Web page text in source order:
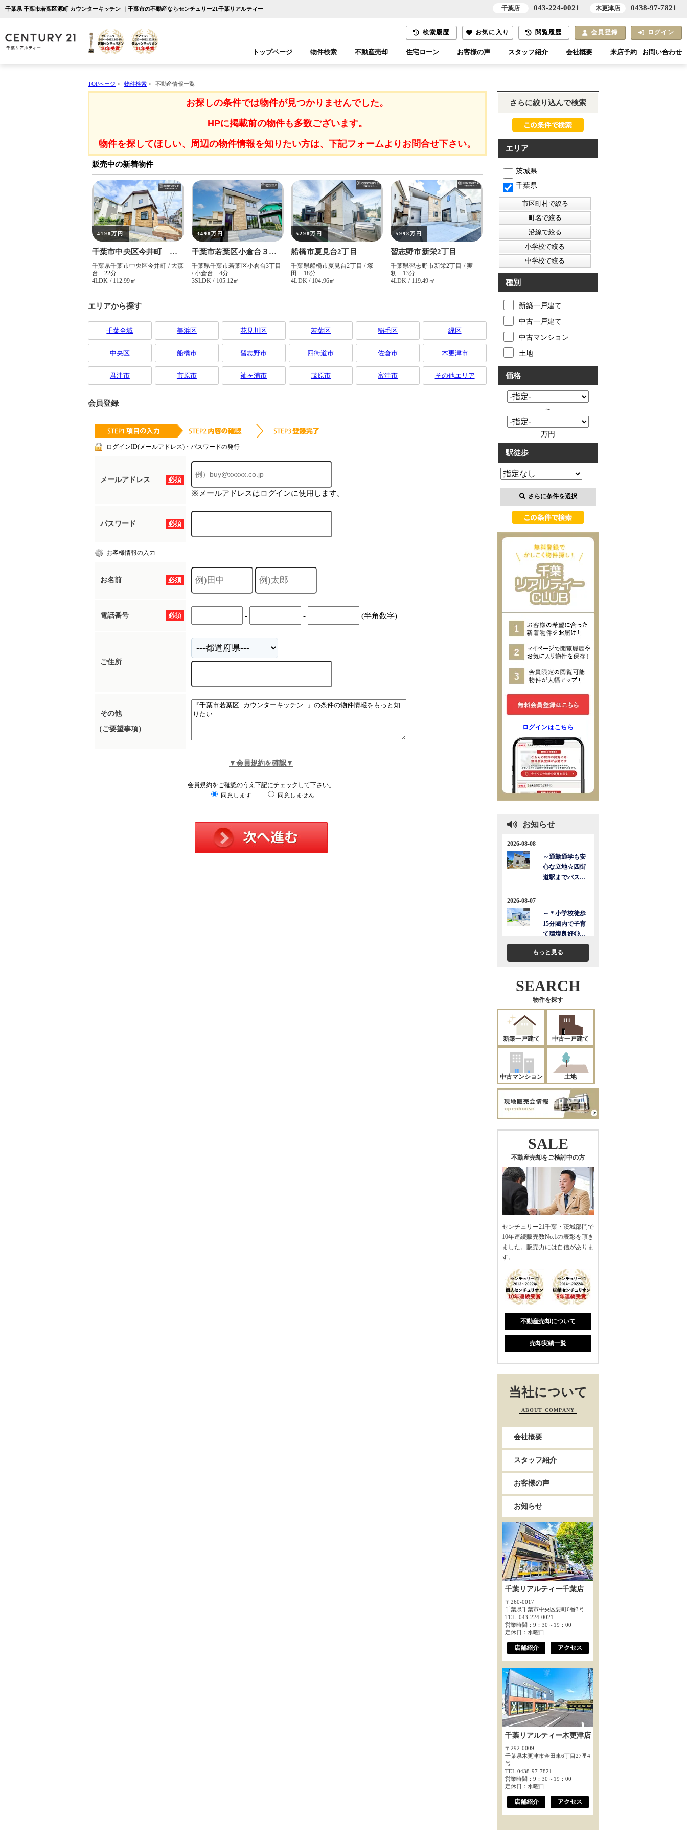
千葉県 千葉市若葉区源町 カウンターキッチン ｜千葉市の不動産ならセンチュリー21千葉リアルティー
検索履歴 お気に入り 閲覧履歴 会員登録 ログイン
トップページ 物件検索 不動産売却 住宅ローン お客様の声 スタッフ紹介 会社概要 来店予約 お問い合わせ
TOPページ > 物件検索 > 不動産情報一覧
お探しの条件では物件が見つかりませんでした。
HPに掲載前の物件も多数ございます。
物件を探してほしい、周辺の物件情報を知りたい方は、下記フォームよりお問合せ下さい。
エリアから探す
千葉全域 美浜区 花見川区 若葉区 稲毛区 緑区
中央区 船橋市 習志野市 四街道市 佐倉市 木更津市
君津市 市原市 袖ヶ浦市 茂原市 富津市 その他エリア
会員登録
ログインID(メールアドレス)・パスワードの発行
必須
メールアドレス
※メールアドレスはログインに使用します。
必須
パスワード
お客様情報の入力
必須
お名前
必須
電話番号 - - (半角数字)
ご住所
その他
（ご要望事項）
▼会員規約を確認▼
会員規約をご確認のうえ下記にチェックして下さい。
同意します
同意しません
さらに絞り込んで検索
エリア
茨城県
千葉県
種別
新築一戸建て
中古一戸建て
中古マンション
土地
価格
～
万円
駅徒歩
さらに条件を選択
ログインはこちら
お知らせ
もっと見る
SEARCH
物件を探す
新築一戸建て 中古一戸建て
中古マンション 土地
SALE
不動産売却をご検討中の方
センチュリー21千葉・茨城部門で
10年連続販売数No.1の表彰を頂き
ました。販売力には自信がありま
す。
不動産売却について
売却実績一覧
当社について
ABOUT COMPANY
会社概要
スタッフ紹介
お客様の声
お知らせ
千葉リアルティー千葉店
〒260-0017
千葉県千葉市中央区要町6番3号
TEL: 043-224-0021
営業時間：9：30～19：00
定休日：水曜日
店舗紹介 アクセス
千葉リアルティー木更津店
〒292-0009
千葉県木更津市金田東6丁目27番4
号
TEL:0438-97-7821
営業時間：9：30～19：00
定休日：水曜日
店舗紹介 アクセス
千葉店 043-224-0021 木更津店 0438-97-7821